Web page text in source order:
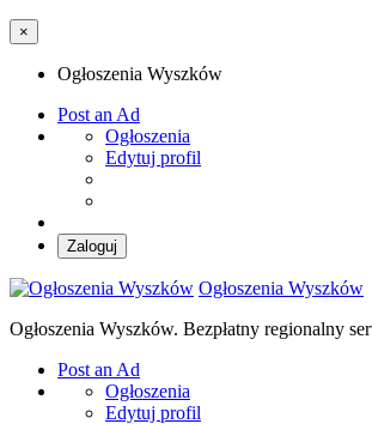
×
Ogłoszenia Wyszków
Post an Ad
Ogłoszenia
Edytuj profil
Zaloguj
Ogłoszenia Wyszków
Ogłoszenia Wyszków. Bezpłatny regionalny
Post an Ad
Ogłoszenia
Edytuj profil